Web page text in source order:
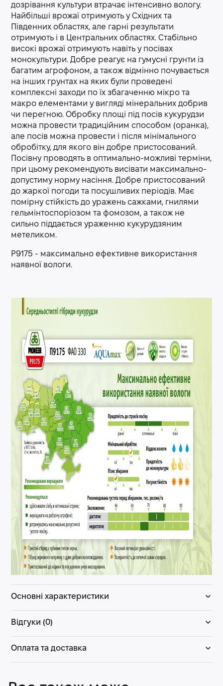
дозрівання культури втрачає інтенсивно вологу.
Найбільші врожаї отримують у Східних та
Південних областях, але гарні результати
отримують і в Центральних областях. Стабільно
високі врожаї отримують навіть у посівах
монокультури. Добре реагує на гумусні грунти із
багатим агрофоном, а також відмінно почувається
на інших грунтах на яких були проведені
комплексні заходи по їх збагаченню мікро та
макро елементами у вигляді мінеральних добрив
чи перегною. Обробку площі під посів кукурудзи
можна провести традиційним способом (оранка),
але посів можна провести і після мінімального
обробітку, для якого він добре пристосований.
Посівну проводять в оптимально-можливі терміни,
при цьому рекомендують висівати максимально-
допустиму норму насіння. Добре пристосований
до жаркої погоди та посушливих періодів. Має
помірну стійкість до уражень сажками, гнилями
гельмінтоспоріозом та фомозом, а також не
сильно піддається ураженню кукурудзяним
метеликом.
P9175 - максимально ефективне використання
наявної вологи.
Основні характеристики
Відгуки (0)
Оплата та доставка